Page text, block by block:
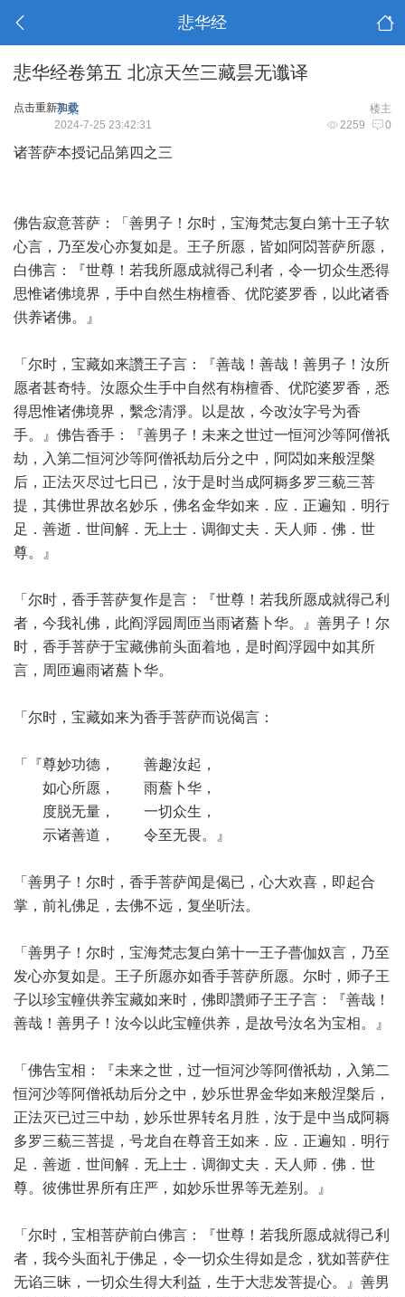
悲华经
悲华经卷第五 北凉天竺三藏昙无谶译
点击重新加载 楼主
子柔
2259 0
2024-7-25 23:42:31
诸菩萨本授记品第四之三
佛告寂意菩萨：「善男子！尔时，宝海梵志复白第十王子软
心言，乃至发心亦复如是。王子所愿，皆如阿閦菩萨所愿，
白佛言：『世尊！若我所愿成就得己利者，令一切众生悉得
思惟诸佛境界，手中自然生栴檀香、优陀婆罗香，以此诸香
供养诸佛。』
「尔时，宝藏如来讚王子言：『善哉！善哉！善男子！汝所
愿者甚奇特。汝愿众生手中自然有栴檀香、优陀婆罗香，悉
得思惟诸佛境界，繫念清淨。以是故，今改汝字号为香
手。』佛告香手：『善男子！未来之世过一恒河沙等阿僧祇
劫，入第二恒河沙等阿僧祇劫后分之中，阿閦如来般涅槃
后，正法灭尽过七日已，汝于是时当成阿耨多罗三藐三菩
提，其佛世界故名妙乐，佛名金华如来．应．正遍知．明行
足．善逝．世间解．无上士．调御丈夫．天人师．佛．世
尊。』
「尔时，香手菩萨复作是言：『世尊！若我所愿成就得己利
者，今我礼佛，此阎浮园周匝当雨诸薝卜华。』善男子！尔
时，香手菩萨于宝藏佛前头面着地，是时阎浮园中如其所
言，周匝遍雨诸薝卜华。
「尔时，宝藏如来为香手菩萨而说偈言：
「『尊妙功德， 善趣汝起，
如心所愿， 雨薝卜华，
度脱无量， 一切众生，
示诸善道， 令至无畏。』
「善男子！尔时，香手菩萨闻是偈已，心大欢喜，即起合
掌，前礼佛足，去佛不远，复坐听法。
「善男子！尔时，宝海梵志复白第十一王子瞢伽奴言，乃至
发心亦复如是。王子所愿亦如香手菩萨所愿。尔时，师子王
子以珍宝幢供养宝藏如来时，佛即讚师子王子言：『善哉！
善哉！善男子！汝今以此宝幢供养，是故号汝名为宝相。』
「佛告宝相：『未来之世，过一恒河沙等阿僧祇劫，入第二
恒河沙等阿僧祇劫后分之中，妙乐世界金华如来般涅槃后，
正法灭已过三中劫，妙乐世界转名月胜，汝于是中当成阿耨
多罗三藐三菩提，号龙自在尊音王如来．应．正遍知．明行
足．善逝．世间解．无上士．调御丈夫．天人师．佛．世
尊。彼佛世界所有庄严，如妙乐世界等无差别。』
「尔时，宝相菩萨前白佛言：『世尊！若我所愿成就得己利
者，我今头面礼于佛足，令一切众生得如是念，犹如菩萨住
无谄三昧，一切众生得大利益，生于大悲发菩提心。』善男